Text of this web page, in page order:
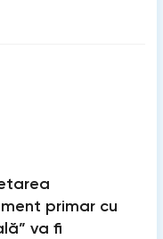
primar cu
va fi